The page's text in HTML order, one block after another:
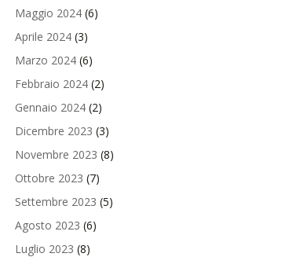
Maggio 2024(6)
Aprile 2024(3)
Marzo 2024(6)
Febbraio 2024(2)
Gennaio 2024(2)
Dicembre 2023 (3)
Novembre 2023 (8)
Ottobre 2023 (7)
Settembre 2023 (5)
Agosto 2023 (6)
Luglio 2023 (8)